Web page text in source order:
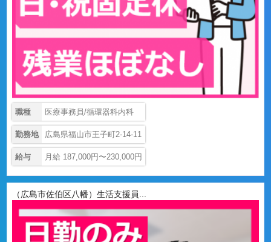
職種 医療事務員/循環器科内科
勤務地 広島県福山市王子町2-14-11
給与 月給 187,000円〜230,000円
（広島市佐伯区八幡）生活支援員...